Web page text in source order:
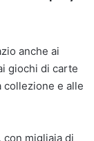
anche ai
giochi di carte
collezione e alle
con migliaia di